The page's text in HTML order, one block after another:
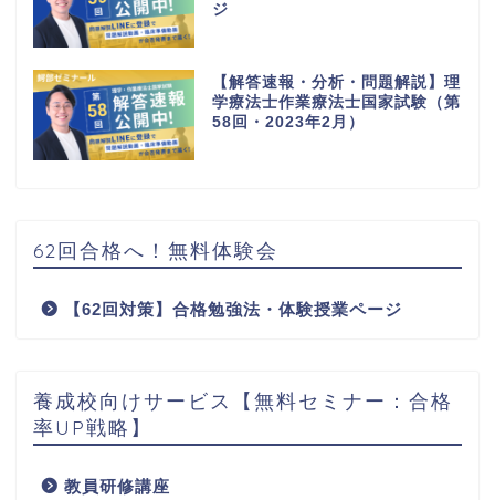
ジ
【解答速報・分析・問題解説】理
学療法士作業療法士国家試験（第
58回・2023年2月）
62回合格へ！無料体験会
【62回対策】合格勉強法・体験授業ページ
養成校向けサービス【無料セミナー：合格
率UP戦略】
教員研修講座